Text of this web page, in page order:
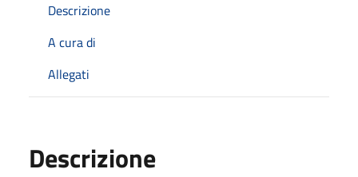
Descrizione
A cura di
Allegati
Descrizione